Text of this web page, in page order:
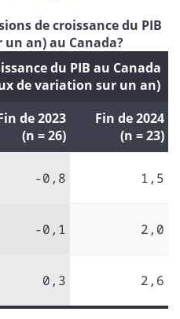
de croissance du PIB
an) au Canada?
du PIB au Canada
de variation sur un an)
de 2023
(n = 26)
Fin de 2024
(n = 23)
-0,8 1,5
-0,1 2,0
0,3 2,6